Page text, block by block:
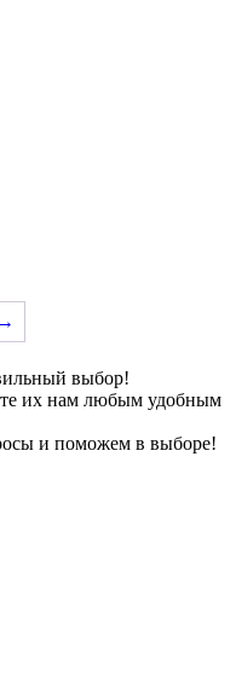
→
выбор!
их нам любым удобным
и поможем в выборе!